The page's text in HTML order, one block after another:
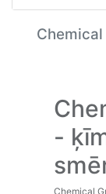
-
Chemical